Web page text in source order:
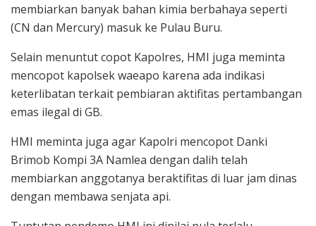
membiarkan banyak bahan kimia berbahaya seperti
(CN dan Mercury) masuk ke Pulau Buru.
Selain menuntut copot Kapolres, HMI juga meminta
mencopot kapolsek waeapo karena ada indikasi
keterlibatan terkait pembiaran aktifitas pertambangan
emas ilegal di GB.
HMI meminta juga agar Kapolri mencopot Danki
Brimob Kompi 3A Namlea dengan dalih telah
membiarkan anggotanya beraktifitas di luar jam dinas
dengan membawa senjata api.